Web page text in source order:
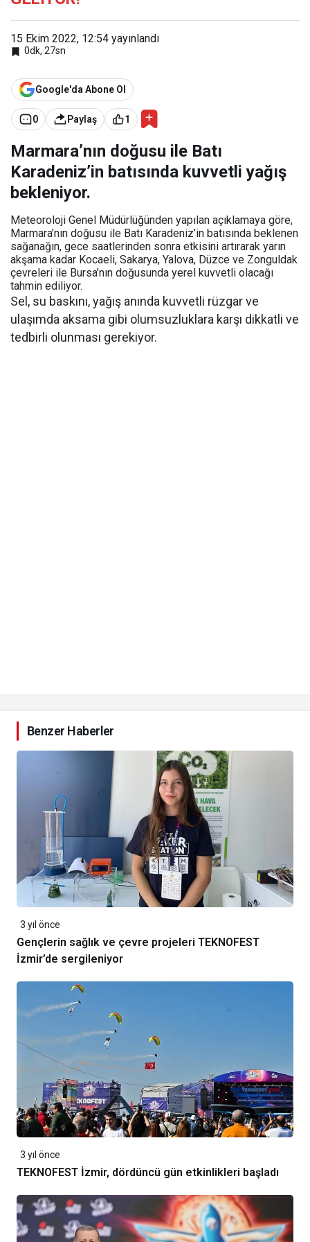
15 Ekim 2022, 12:54 yayınlandı
0dk, 27sn
Google'da Abone Ol
0 Paylaş 1
Marmara’nın doğusu ile Batı
Karadeniz’in batısında kuvvetli yağış
bekleniyor.
Meteoroloji Genel Müdürlüğünden yapılan açıklamaya göre,
Marmara’nın doğusu ile Batı Karadeniz’in batısında beklenen
sağanağın, gece saatlerinden sonra etkisini artırarak yarın
akşama kadar Kocaeli, Sakarya, Yalova, Düzce ve Zonguldak
çevreleri ile Bursa’nın doğusunda yerel kuvvetli olacağı
tahmin ediliyor.
Sel, su baskını, yağış anında kuvvetli rüzgar ve
ulaşımda aksama gibi olumsuzluklara karşı dikkatli ve
tedbirli olunması gerekiyor.
Benzer Haberler
3 yıl önce
Gençlerin sağlık ve çevre projeleri TEKNOFEST
İzmir’de sergileniyor
3 yıl önce
TEKNOFEST İzmir, dördüncü gün etkinlikleri başladı